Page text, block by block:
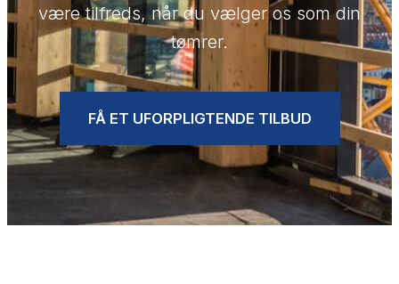
være tilfreds, når du vælger os som din
tømrer.
FÅ ET UFORPLIGTENDE TILBUD